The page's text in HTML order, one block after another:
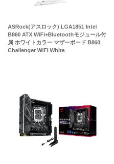
ASRock(アスロック) LGA1851 Intel
B860 ATX WiFi+Bluetoothモジュール付
属 ホワイトカラー マザーボード B860
Challenger WiFi White